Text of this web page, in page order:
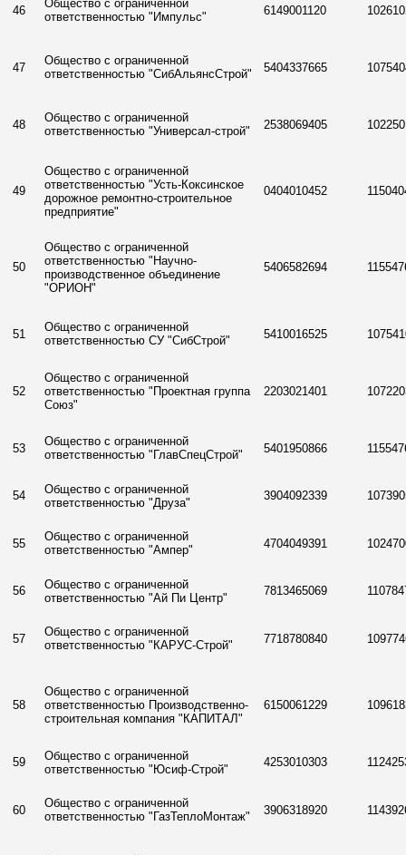
46
Общество с ограниченной
ответственностью "Импульс"
6149001120
47
Общество с ограниченной
ответственностью "СибАльянсСтрой"
5404337665
48
Общество с ограниченной
ответственностью "Универсал-строй"
2538069405
49
Общество с ограниченной
ответственностью "Усть-Коксинское
дорожное ремонтно-строительное
предприятие"
0404010452
50
Общество с ограниченной
ответственностью "Научно-
производственное объединение
"ОРИОН"
5406582694
51
Общество с ограниченной
ответственностью СУ "СибСтрой"
5410016525
52
Общество с ограниченной
ответственностью "Проектная группа
Союз"
2203021401
53
Общество с ограниченной
ответственностью "ГлавСпецСтрой"
5401950866
54
Общество с ограниченной
ответственностью "Друза"
3904092339
55
Общество с ограниченной
ответственностью "Ампер"
4704049391
56
Общество с ограниченной
ответственностью "Ай Пи Центр"
7813465069
57
Общество с ограниченной
ответственностью "КАРУС-Строй"
7718780840
58
Общество с ограниченной
ответственностью Производственно-
строительная компания "КАПИТАЛ"
6150061229
59
Общество с ограниченной
ответственностью "Юсиф-Строй"
4253010303
60
Общество с ограниченной
ответственностью "ГазТеплоМонтаж"
3906318920